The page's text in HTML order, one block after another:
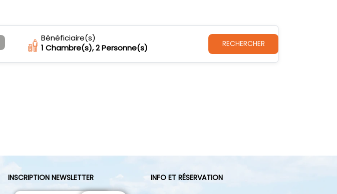
Bénéficiaire(s)
1 Chambre(s),2Personne(s) RECHERCHER
INSCRIPTION NEWSLETTER INFO ET RÉSERVATION